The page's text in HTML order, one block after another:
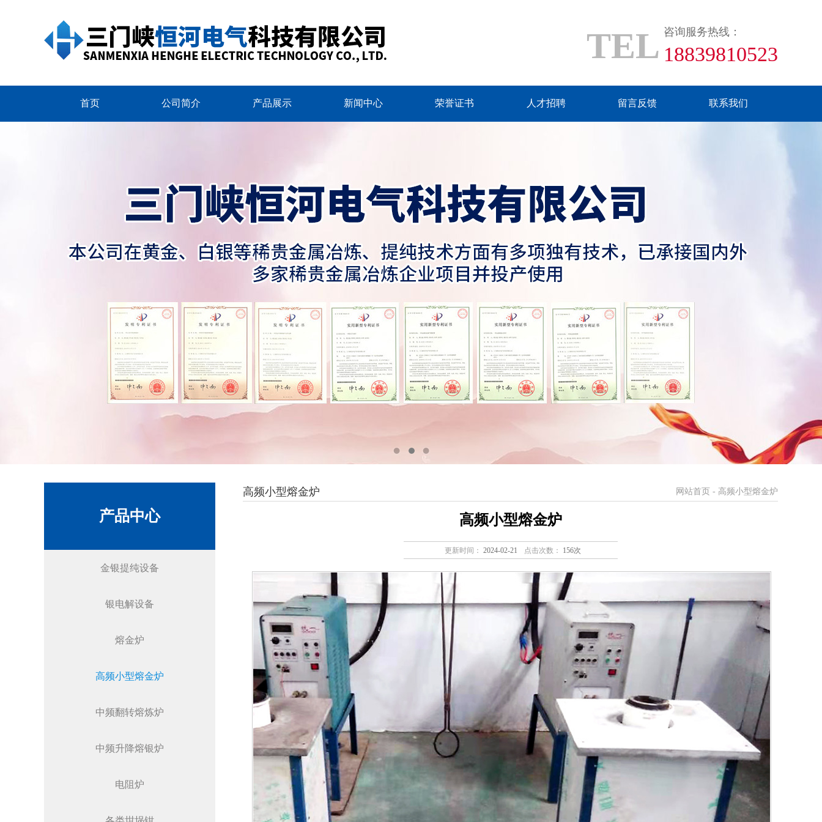
TEL 咨询服务热线：
18839810523
首页 公司简介 产品展示 新闻中心 荣誉证书 人才招聘 留言反馈 联系我们
产品中心
金银提纯设备
银电解设备
熔金炉
高频小型熔金炉
中频翻转熔炼炉
中频升降熔银炉
电阻炉
高频小型熔金炉 网站首页 - 高频小型熔金炉
高频小型熔金炉
更新时间： 2024-02-21 点击次数： 156次